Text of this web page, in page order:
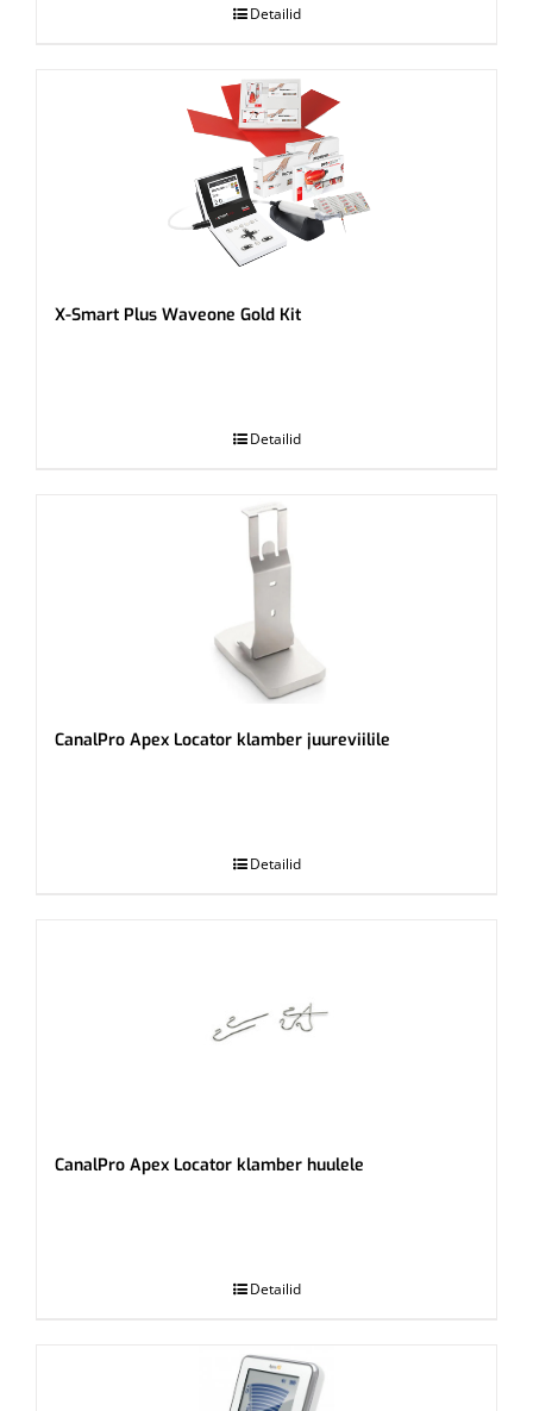
Detailid
X-Smart Plus Waveone Gold Kit
Detailid
CanalPro Apex Locator klamber juureviilile
Detailid
CanalPro Apex Locator klamber huulele
Detailid